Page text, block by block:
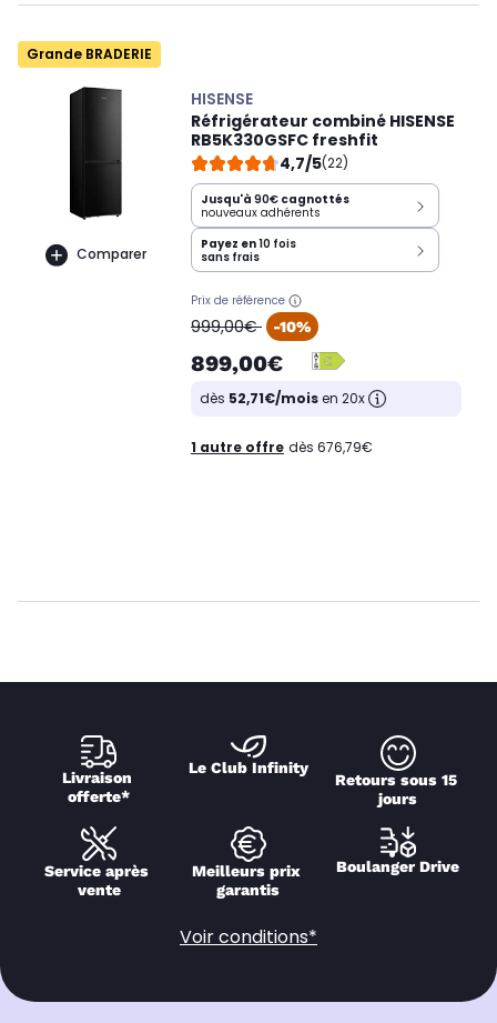
Grande BRADERIE
Comparer
HISENSE
Réfrigérateur combiné HISENSE
RB5K330GSFC freshfit
4,7/5(22)
Jusqu'à 90€ cagnottés
nouveaux adhérents
Payez en10 fois
sans frais
Prix de référence
oldPrice
999,00€ -10%
899,00€
dès 52,71€/moisen 20x
1 autre offre dès 676,79€
Livraison
offerte*
Le Club Infinity
Retours sous 15
jours
Service après
vente
Meilleurs prix
garantis
Boulanger Drive
Voir conditions*